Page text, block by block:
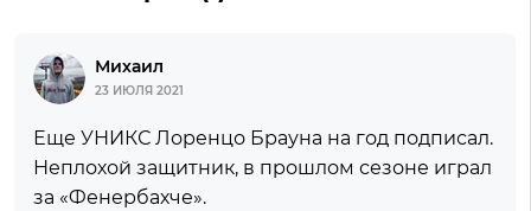
Михаил
23 ИЮЛЯ 2021
Еще УНИКС Лоренцо Брауна на год подписал.
Неплохой защитник, в прошлом сезоне играл
за «Фенербахче».